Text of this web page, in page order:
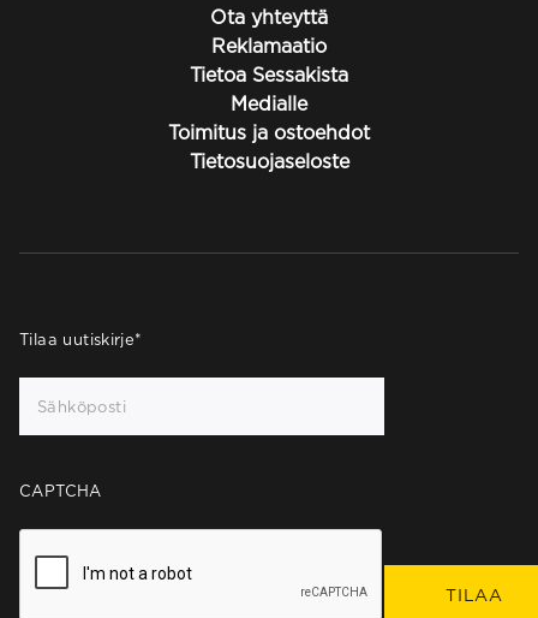
Ota yhteyttä
Reklamaatio
Tietoa Sessakista
Medialle
Toimitus ja ostoehdot
Tietosuojaseloste
Tilaa uutiskirje*
CAPTCHA